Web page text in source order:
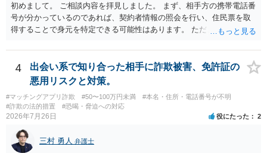
初めまして。 ご相談内容を拝見しました。 まず、相手方の携帯電話番
号が分かっているのであれば、契約者情報の照会を行い、住民票を取
得することで身元を特定できる可能性はあります。 ただ、他人名義の
ろです。 LINEについても、詐欺の事案であれば照会できる可能性はあ
りますが、携帯電話の番号を経由する方法より難しくなります。 身元
を特定した後は、返金の理屈があるかどうかを確認していきます。 基
本的に贈与に該当する場合には返金請求ができません。 詐欺を含め、
当方に返金の理屈があるかどうかを確認していきます。 さらに、渡し
た金額について、裏付けがあるかどうかも精査します。 上記を経て、
からスタートすることになるでしょう。 ご理解のとおり、詐欺である
ことの立証は簡単ではありません。 刑事事件化が出来るのであれば、
4
出会い系で知り合った相手に詐欺被害、免許証の
悪用リスクと対策。
#マッチングアプリ詐欺 #50〜100万円未満
#本名・住所・電話番号が不明
#詐欺の法的措置
#恐喝・脅迫への対応
2026年7月26日 役にたった 2
三村 勇人 弁護士